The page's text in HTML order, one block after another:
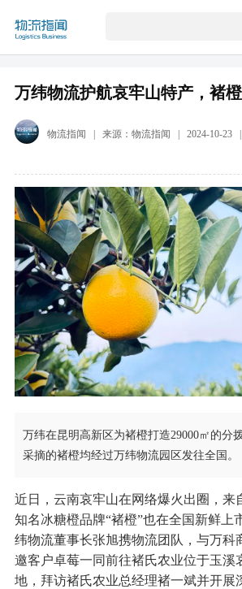
万纬物流护航哀牢山特产，褚
物流指闻 | 来源： 物流指闻 2024-10-23|
万纬在昆明高新区为褚橙打造29000㎡的分
采摘的褚橙均经过万纬物流园区发往全国。
近日，云南哀牢山在网络爆火出圈，来
知名冰糖橙品牌“褚橙”也在全国新鲜上
纬物流董事长张旭携物流团队，与万科
邀客户卓莓一同前往褚氏农业位于玉溪
地，拜访褚氏农业总经理褚一斌并开展